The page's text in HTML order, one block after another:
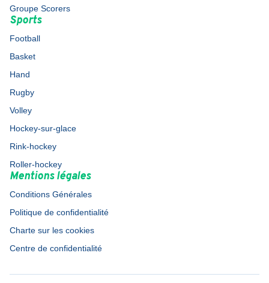
Groupe Scorers
Sports
Football
Basket
Hand
Rugby
Volley
Hockey-sur-glace
Rink-hockey
Roller-hockey
Mentions légales
Conditions Générales
Politique de confidentialité
Charte sur les cookies
Centre de confidentialité